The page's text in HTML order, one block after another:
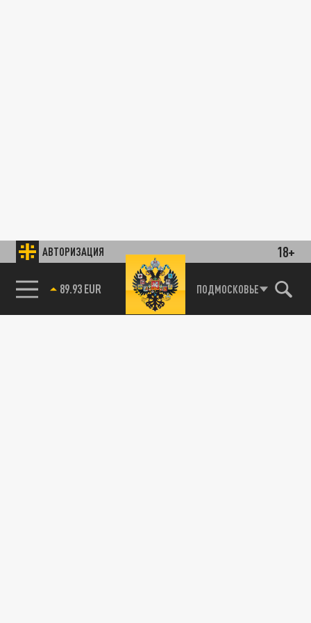
АВТОРИЗАЦИЯ 18+
89.93 EUR ПОДМОСКОВЬЕ